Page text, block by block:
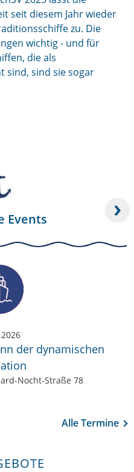
seit diesem Jahr wieder
zu. Die
wichtig - und für
die als
sind, sind sie sogar
Events ›
der dynamischen
Nocht-Straße 78
Alle Termine